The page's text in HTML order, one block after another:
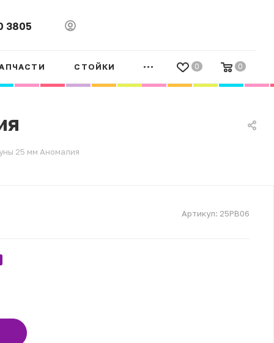
3805
0 0
СТОЙКИ
25 мм Аномалия
Артикул: 25PB06